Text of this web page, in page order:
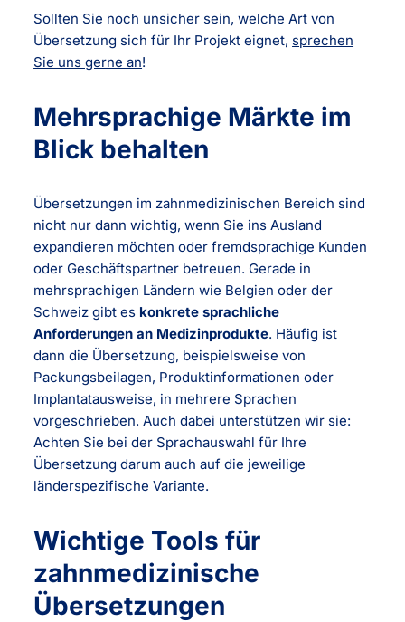
Sollten Sie noch unsicher sein, welche Art von
Übersetzung sich für Ihr Projekt eignet, sprechen
Sie uns gerne an!
Mehrsprachige Märkte im
Blick behalten
Übersetzungen im zahnmedizinischen Bereich sind
nicht nur dann wichtig, wenn Sie ins Ausland
expandieren möchten oder fremdsprachige Kunden
oder Geschäftspartner betreuen. Gerade in
mehrsprachigen Ländern wie Belgien oder der
Schweiz gibt es konkrete sprachliche
Anforderungen an Medizinprodukte. Häufig ist
dann die Übersetzung, beispielsweise von
Packungsbeilagen, Produktinformationen oder
Implantatausweise, in mehrere Sprachen
vorgeschrieben. Auch dabei unterstützen wir sie:
Achten Sie bei der Sprachauswahl für Ihre
Übersetzung darum auch auf die jeweilige
länderspezifische Variante.
Wichtige Tools für
zahnmedizinische
Übersetzungen